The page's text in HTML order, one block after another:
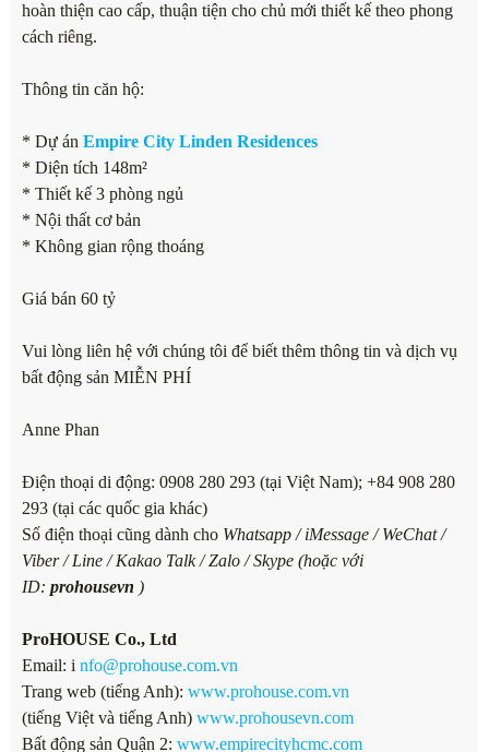
hoàn thiện cao cấp, thuận tiện cho chủ mới thiết kế theo phong
cách riêng.
Thông tin căn hộ:
* Dự án Empire City Linden Residences
* Diện tích 148m²
* Thiết kế 3 phòng ngủ
* Nội thất cơ bản
* Không gian rộng thoáng
Giá bán 60 tỷ
Vui lòng liên hệ với chúng tôi để biết thêm thông tin và dịch vụ
bất động sản MIỄN PHÍ
Anne Phan
Điện thoại di động: 0908 280 293 (tại Việt Nam); +84 908 280
293 (tại các quốc gia khác)
Số điện thoại cũng dành cho Whatsapp / iMessage / WeChat /
Viber / Line / Kakao Talk / Zalo / Skype (hoặc với
ID: prohousevn )
ProHOUSE Co., Ltd
Email: i nfo@prohouse.com.vn
Trang web (tiếng Anh): www.prohouse.com.vn
(tiếng Việt và tiếng Anh) www.prohousevn.com
Bất động sản Quận 2: www.empirecityhcmc.com